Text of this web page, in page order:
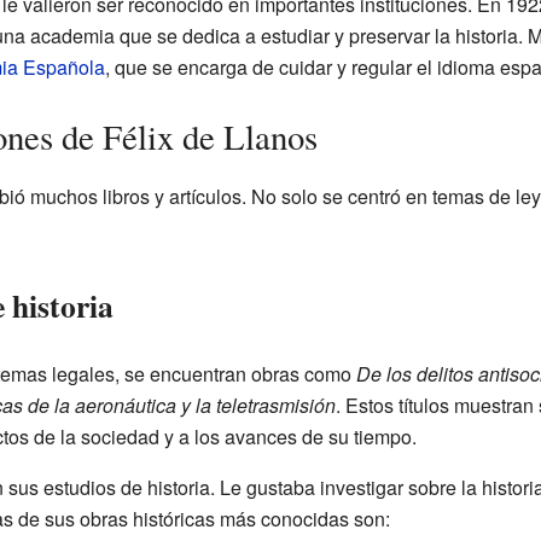
academia que se dedica a estudiar y preservar la historia.
Española, que se encarga de cuidar y regular el idioma
de Félix de Llanos
muchos libros y artículos. No solo se centró en temas de
historia
legales, se encuentran obras comoDe los delitos
de la aeronáutica y la teletrasmisión. Estos títulos
de la sociedad y a los avances de su tiempo.
estudios de historia. Le gustaba investigar sobre la
de sus obras históricas más conocidas son: